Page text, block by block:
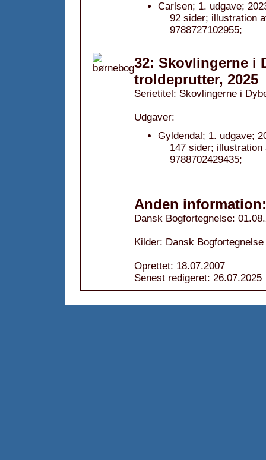
Carlsen; 1. udgave;
92 sider; illustration
9788727102955;
32: Skovlingerne i
troldeprutter, 2025
Serietitel: Skovlingerne i
Udgaver:
Gyldendal; 1. udgave;
147 sider;
9788702429435;
Anden information:
Dansk Bogfortegnelse:
Kilder: Dansk Bogfortegnelse
Oprettet: 18.07.2007
Senest redigeret: 26.07.2025